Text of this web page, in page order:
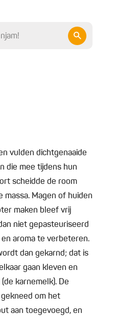
vulden dichtgenaaide
die mee tijdens hun
scheidde de room
massa. Magen of huiden
maken bleef vrij
niet gepasteuriseerd
aroma te verbeteren.
dan gekarnd; dat is
gaan kleven en
karnemelk). De
om het
aan toegevoegd, en